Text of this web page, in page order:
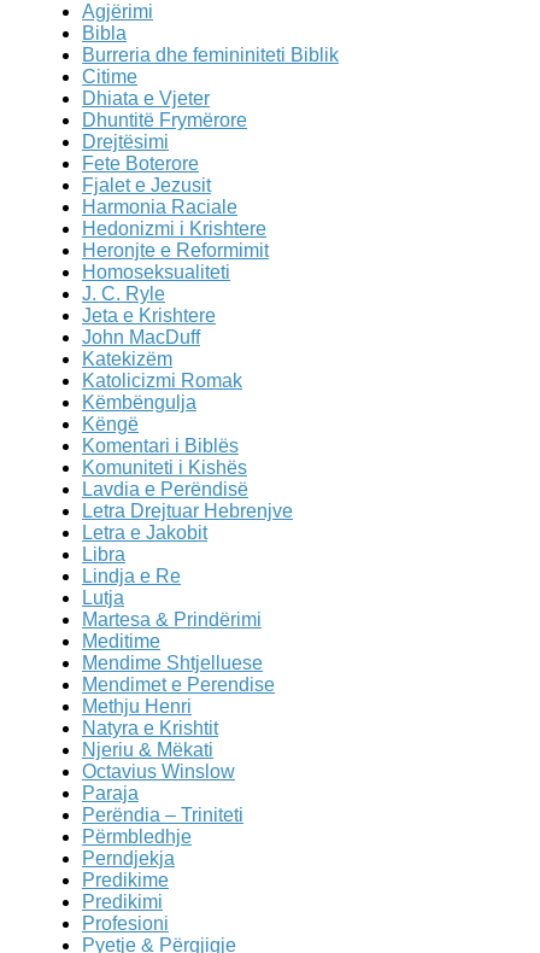
Agjërimi
Bibla
Burreria dhe femininiteti Biblik
Citime
Dhiata e Vjeter
Dhuntitë Frymërore
Drejtësimi
Fete Boterore
Fjalet e Jezusit
Harmonia Raciale
Hedonizmi i Krishtere
Heronjte e Reformimit
Homoseksualiteti
J. C. Ryle
Jeta e Krishtere
John MacDuff
Katekizëm
Katolicizmi Romak
Këmbëngulja
Këngë
Komentari i Biblës
Komuniteti i Kishës
Lavdia e Perëndisë
Letra Drejtuar Hebrenjve
Letra e Jakobit
Libra
Lindja e Re
Lutja
Martesa & Prindërimi
Meditime
Mendime Shtjelluese
Mendimet e Perendise
Methju Henri
Natyra e Krishtit
Njeriu & Mëkati
Octavius Winslow
Paraja
Perëndia – Triniteti
Përmbledhje
Perndjekja
Predikime
Predikimi
Profesioni
Pyetje & Përgjigje